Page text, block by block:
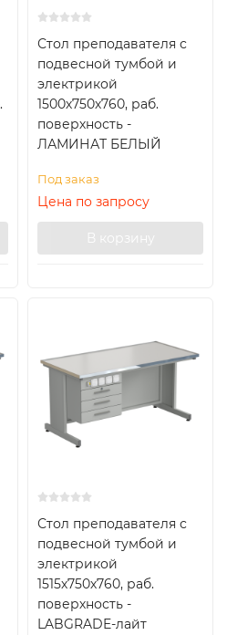
Стол преподавателя с
подвесной тумбой и
электрикой
1500х750х760, раб.
поверхность -
ЛАМИНАТ БЕЛЫЙ
Под заказ
Цена по запросу
В корзину
Стол преподавателя с
подвесной тумбой и
электрикой
1515х750х760, раб.
поверхность -
LABGRADE-лайт